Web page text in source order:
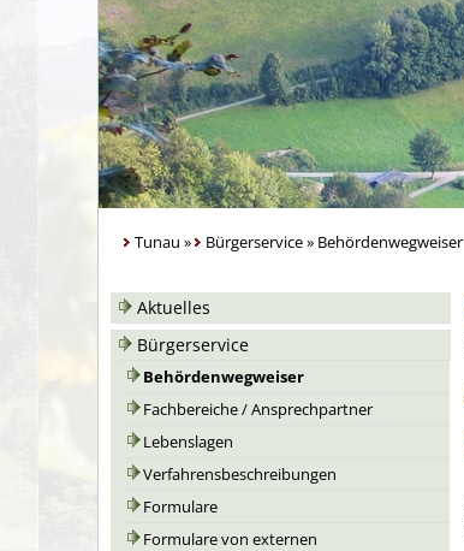
Tunau » Bürgerservice» Behördenwegweiser
Aktuelles
Bürgerservice
Behördenwegweiser
Fachbereiche / Ansprechpartner
Lebenslagen
Verfahrensbeschreibungen
Formulare
Formulare von externen